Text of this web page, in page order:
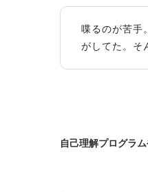
喋るのが苦手
がしてた。そ
自己理解プログラ